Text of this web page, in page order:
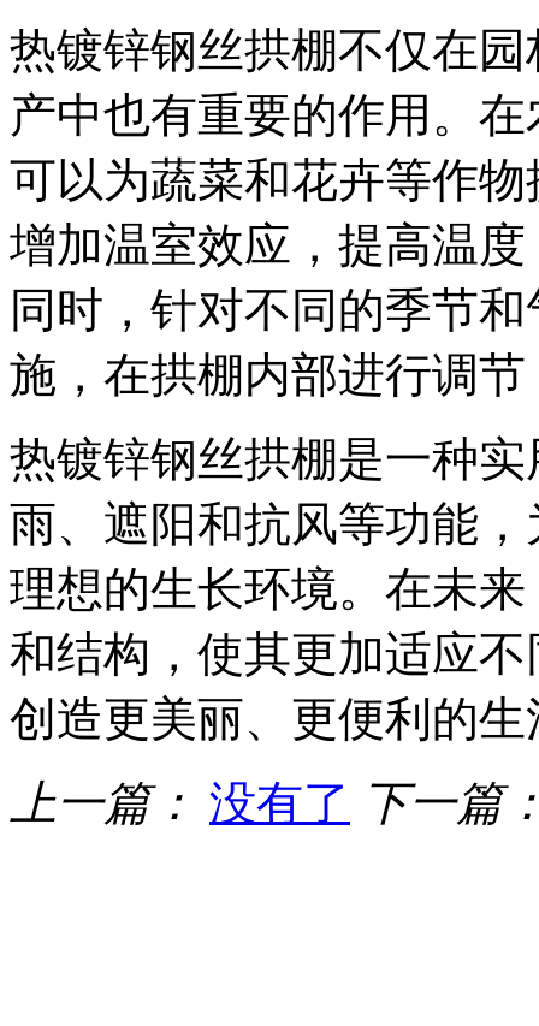
热镀锌钢丝拱棚不仅在
产中也有重要的作用。
可以为蔬菜和花卉等作
增加温室效应，提高温
同时，针对不同的季节
施，在拱棚内部进行调
热镀锌钢丝拱棚是一种
雨、遮阳和抗风等功能
理想的生长环境。在未
和结构，使其更加适应
创造更美丽、更便利的
上一篇： 没有了 下一篇